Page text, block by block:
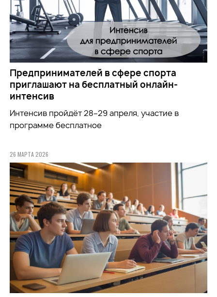
Предпринимателей в сфере спорта
приглашают на бесплатный онлайн-
интенсив
Интенсив пройдёт 28–29 апреля, участие в
программе бесплатное
26 МАРТА 2026